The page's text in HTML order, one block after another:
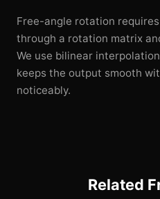
Free-angle rotation
through a rotation matrix
We use bilinear
keeps the output smooth
noticeably.
Related